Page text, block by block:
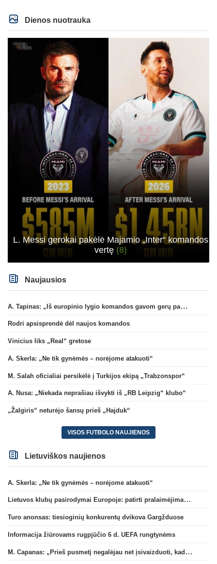
milzinisko klubo vertes suoli siemet. Be to, tie 200 pamineti cia yra visiskai
on-point, jeigu jau musu mylimas D. prasneko apie klubo vertes kelima, arba
CR atveju - numusima.
Dienos nuotrauka
L. Messi gerokai pakėlė Majamio „Inter“ komandos
vertę (8)
Naujausios
A. Tapinas: „Iš europinio lygio komandos gavom gerų pamokų“
Rodri apsisprendė dėl naujos komandos
Vinicius liks „Real“ gretose
A. Skerla: „Ne tik gynėmės – norėjome atakuoti“
M. Salah oficialiai persikėlė į Turkijos ekipą „Trabzonspor“
A. Nusa: „Niekada neprašiau išvykti iš „RB Leipzig“ klubo“
„Žalgiris“ neturėjo šansų prieš „Hajduk“
VISOS FUTBOLO NAUJIENOS
Lietuviškos naujienos
A. Skerla: „Ne tik gynėmės – norėjome atakuoti“
Lietuvos klubų pasirodymai Europoje: patirti pralaimėjimai Kroatijos atstovams
Turo anonsas: tiesioginių konkurentų dvikova Gargžduose
Informacija žiūrovams rugpjūčio 6 d. UEFA rungtynėms
M. Capanas: „Prieš pusmetį negalėjau net įsivaizduoti, kad žaisime prieš „Hajduk“